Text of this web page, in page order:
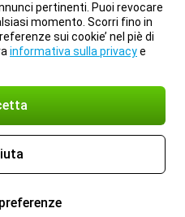
pertinenti. Puoi revocare
momento. Scorri fino in
sui cookie’ nel piè di
informativa sulla privacye